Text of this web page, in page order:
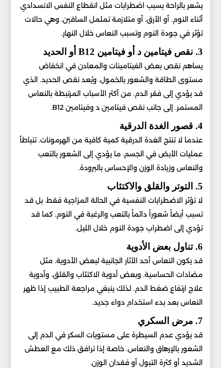
يشعر بالراحة بسبب اضطرابات مثل انقطاع النفس الانسدادي
أثناء النوم. أو الأرق. أو متلازمة تململ الساقين. وهي حالات
تؤثر في جودة النوم وتسبب النعاس خلال النهار.
3. نقص فيتامين د أو فيتامين B12 أو الحديد
يساهم نقص بعض الفيتامينات والمعادن في انخفاض
مستوى الطاقة والشعور بالخمول. ويُعد نقص الحديد. الذي
قد يؤدي إلى فقر الدم. من أكثر الأسباب المرتبطة بالنعاس
المستمر. إلى جانب نقص فيتامين د وفيتامين B12.
4. قصور الغدة الدرقية
عندما لا تنتج الغدة الدرقية كمية كافية من الهرمونات. تتباطأ
عمليات الأيض في الجسم. ما يؤدي إلى الشعور بالتعب
والنعاس وزيادة الوزن والإحساس بالبرودة.
5. التوتر والقلق والاكتئاب
لا تؤثر الاضطرابات النفسية في الحالة المزاجية فقط. بل قد
تسبب أيضاً شعوراً دائماً بالتعب والرغبة في النوم. كما قد
تؤدي إلى اضطراب جودة النوم خلال الليل.
6. تناول بعض الأدوية
قد يكون النعاس أحد الآثار الجانبية لبعض الأدوية. مثل
مضادات الحساسية. وبعض أدوية الاكتئاب والقلق. وأدوية
علاج ارتفاع ضغط الدم. لذلك ينبغي مراجعة الطبيب إذا ظهر
النعاس بعد بدء استخدام دواء جديد.
7. مرض السكري
قد يؤدي عدم السيطرة على مستويات السكر في الدم إلى
الشعور بالإرهاق والنعاس. خاصة إذا ترافق ذلك مع العطش
الشديد أو كثرة التبول أو فقدان الوزن.